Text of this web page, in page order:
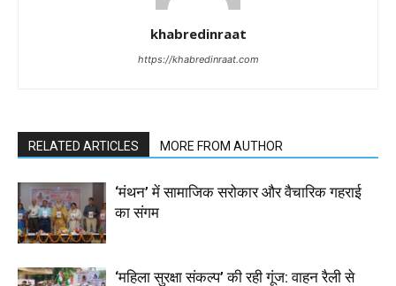
khabredinraat
https://khabredinraat.com
RELATED ARTICLES MORE FROM AUTHOR
‘मंथन’ में सामाजिक सरोकार और वैचारिक गहराई
का संगम
‘महिला सुरक्षा संकल्प’ की रही गूंज: वाहन रैली से